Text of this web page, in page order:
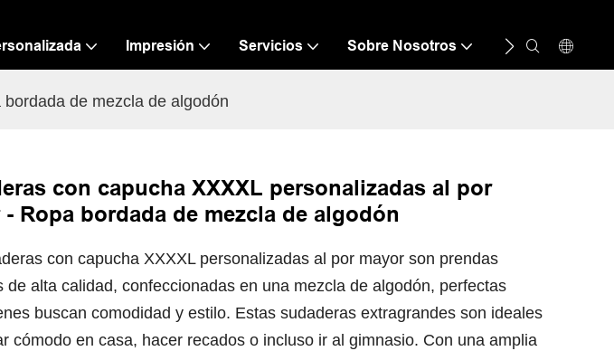
Impresión Servicios Sobre Nosotros Recurso
de mezcla de algodón
con capucha XXXXL personalizadas al por
- Ropa bordada de mezcla de algodón
con capucha XXXXL personalizadas al por mayor son prendas
de alta calidad, confeccionadas en una mezcla de algodón, perfectas
buscan comodidad y estilo. Estas sudaderas extragrandes son ideales
cómodo en casa, hacer recados o incluso ir al gimnasio. Con una amplia